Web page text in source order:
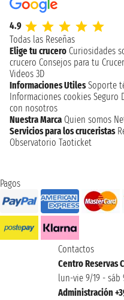
4.9
Todas las Reseñas
Elige tu crucero Curiosidades
crucero Consejos para tu
Videos 3D
Informaciones Utiles Soporte
Informaciones cookies Seguro
con nosotros
Nuestra Marca Quien somos
Servicios para los cruceristas
Observatorio Taoticket
Pagos
Contactos
Centro Reservas
lun-vie 9/19 - sáb
Administración